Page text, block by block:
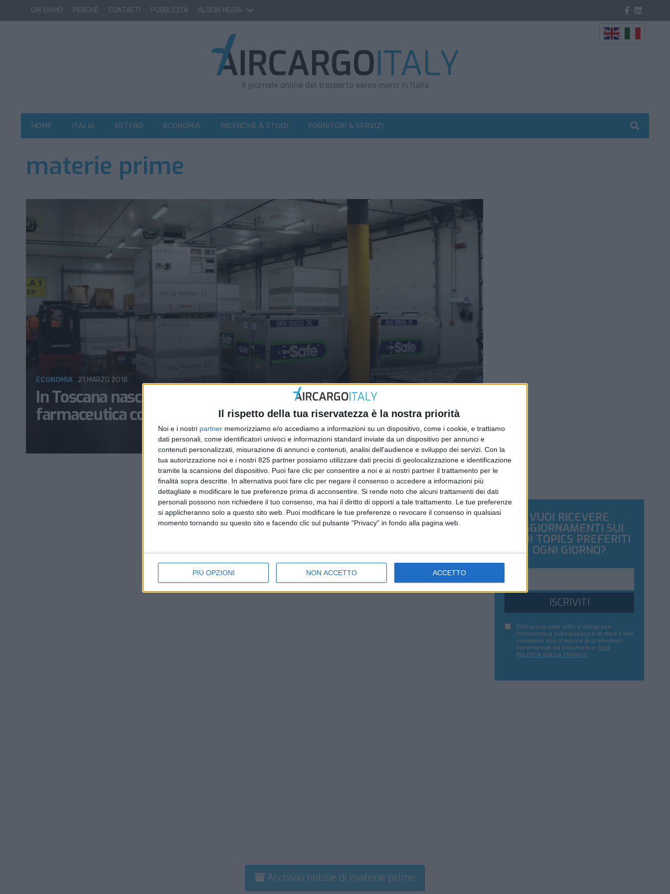
Il rispetto della tua riservatezza è la nostra priorità
Noi e i nostri partner memorizziamo e/o accediamo a informazioni su un dispositivo, come i cookie, e trattiamo
dati personali, come identificatori univoci e informazioni standard inviate da un dispositivo per annunci e
contenuti personalizzati, misurazione di annunci e contenuti, analisi dell'audience e sviluppo dei servizi. Con la
tua autorizzazione noi e i nostri 825 partner possiamo utilizzare dati precisi di geolocalizzazione e identificazione
tramite la scansione del dispositivo. Puoi fare clic per consentire a noi e ai nostri partner il trattamento per le
finalità sopra descritte. In alternativa puoi fare clic per negare il consenso o accedere a informazioni più
dettagliate e modificare le tue preferenze prima di acconsentire. Si rende noto che alcuni trattamenti dei dati
personali possono non richiedere il tuo consenso, ma hai il diritto di opporti a tale trattamento. Le tue preferenze
si applicheranno solo a questo sito web. Puoi modificare le tue preferenze o revocare il consenso in qualsiasi
momento tornando su questo sito e facendo clic sul pulsante "Privacy" in fondo alla pagina web.
PIÙ OPZIONI NON ACCETTO ACCETTO
CHI SIAMO PERCHÈ CONTATTI PUBBLICITÀ ALOCIN MEDIA
Il giornale online del trasporto aereo merci in Italia
HOME ITALIA ESTERO ECONOMIA RICERCHE & STUDI FORNITORI & SERVIZI
materie prime
In Toscana nascerà un centro logistico per l’industria
farmaceutica collegato con l’aeroporto di Pisa
ECONOMIA 21 MARZO 2018
VUOI RICEVERE
AGGIORNAMENTI SUI
TUOI TOPICS PREFERITI
OGNI GIORNO?
ISCRIVITI
Dichiaro di aver letto e compreso
l'informativa sulla privacy e di dare il mio
consenso alla ricezione di promozioni
commerciali ed informative. Vedi
POLITICA SULLA PRIVACY.
Archivio notizie di materie prime